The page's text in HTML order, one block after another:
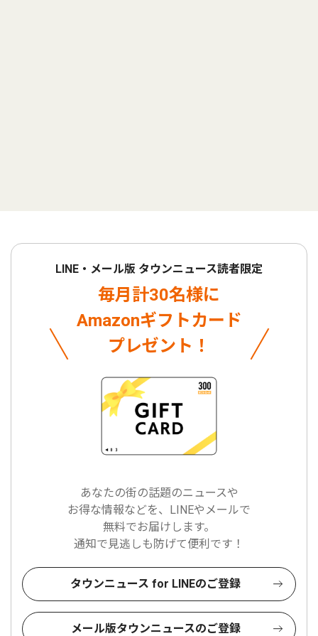
LINE・メール版 タウンニュース読者限定
毎月計30名様に
Amazonギフトカード
プレゼント！
あなたの街の話題のニュースや
お得な情報などを、LINEやメールで
無料でお届けします。
通知で見逃しも防げて便利です！
タウンニュース for LINEのご登録
メール版タウンニュースのご登録